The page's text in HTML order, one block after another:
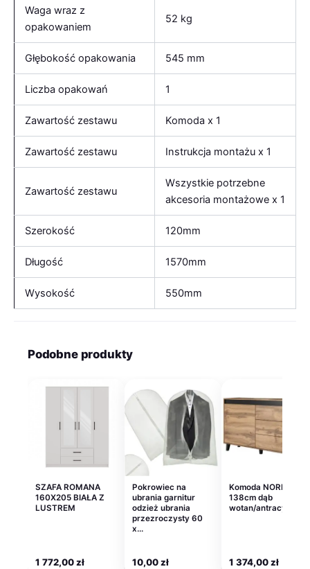
Waga wraz z
opakowaniem
52 kg
Głębokość opakowania 545 mm
Liczba opakowań 1
Zawartość zestawu Komoda x 1
Zawartość zestawu Instrukcja montażu x 1
Zawartość zestawu
Wszystkie potrzebne
akcesoria montażowe x 1
Szerokość 120mm
Długość 1570mm
Wysokość 550mm
Podobne produkty
SZAFA ROMANA
160X205 BIAŁA Z
LUSTREM
1 772,00zł
Pokrowiec na
ubrania garnitur
odzież ubrania
przezroczysty 60
x…
10,00zł
Komoda NORD
138cm dąb
wotan/antracyt
1 374,00zł